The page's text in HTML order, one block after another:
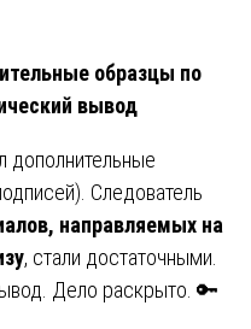
образцы по
вывод
дополнительные
Следователь
направляемых на
, стали достаточными.
Дело раскрыто. 🔑